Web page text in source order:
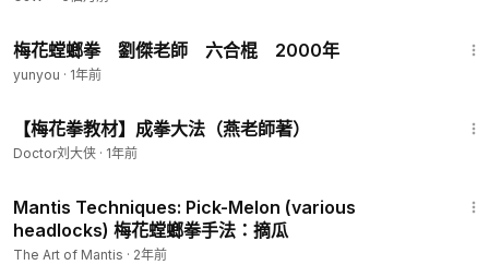
梅花螳螂拳 劉傑老師 六合棍 2000年
yunyou · 1年前
【梅花拳教材】成拳大法（燕老師著）
Doctor刘大侠 · 1年前
Mantis Techniques: Pick-Melon (various
headlocks) 梅花螳螂拳手法：摘瓜
The Art of Mantis · 2年前